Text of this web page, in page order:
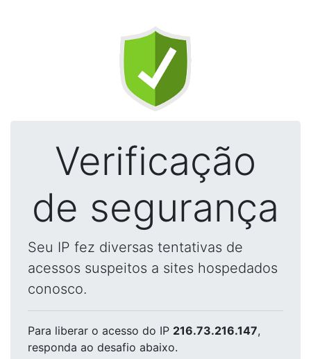
Verificação
de segurança
Seu IP fez diversas tentativas de
acessos suspeitos a sites hospedados
conosco.
Para liberar o acesso do IP 216.73.216.147,
responda ao desafio abaixo.